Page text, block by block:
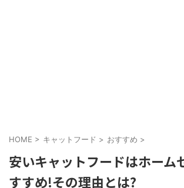
HOME > キャットフード > おすすめ >
安いキャットフードはホーム
すすめ!その理由とは?